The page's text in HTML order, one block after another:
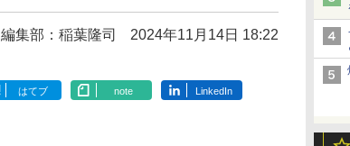
編集部：稲葉隆司 2024年11月14日 18:22
はてブ note LinkedIn